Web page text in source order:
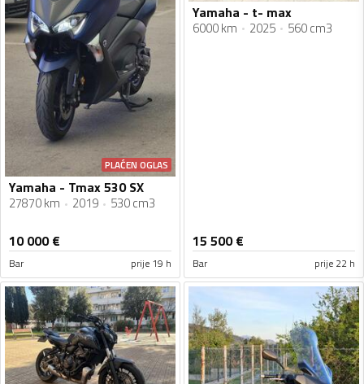
PLAĆEN OGLAS
Yamaha - Tmax 530 SX
27870 km 2019 530 cm3
10 000€
Bar prije 19 h
Yamaha - t- max
6000 km 2025 560 cm3
15 500€
Bar prije 22 h